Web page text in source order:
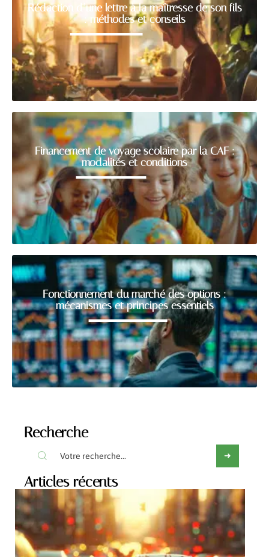
Rédaction d’une lettre à la maîtresse de son fils
: méthodes et conseils
Financement de voyage scolaire par la CAF :
modalités et conditions
Fonctionnement du marché des options :
mécanismes et principes essentiels
Recherche
Articles récents